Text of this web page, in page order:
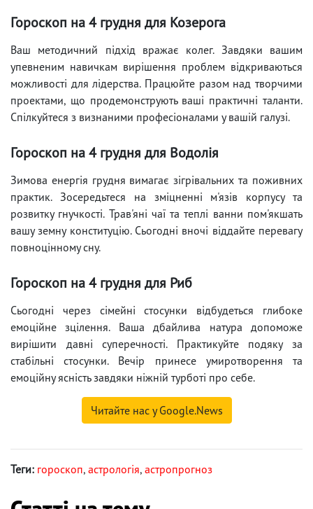
Гороскоп на 4 грудня для Козерога
Ваш методичний підхід вражає колег. Завдяки вашим
упевненим навичкам вирішення проблем відкриваються
можливості для лідерства. Працюйте разом над творчими
проектами, що продемонструють ваші практичні таланти.
Спілкуйтеся з визнаними професіоналами у вашій галузі.
Гороскоп на 4 грудня для Водолія
Зимова енергія грудня вимагає зігрівальних та поживних
практик. Зосередьтеся на зміцненні м'язів корпусу та
розвитку гнучкості. Трав'яні чаї та теплі ванни пом'якшать
вашу земну конституцію. Сьогодні вночі віддайте перевагу
повноцінному сну.
Гороскоп на 4 грудня для Риб
Сьогодні через сімейні стосунки відбудеться глибоке
емоційне зцілення. Ваша дбайлива натура допоможе
вирішити давні суперечності. Практикуйте подяку за
стабільні стосунки. Вечір принесе умиротворення та
емоційну ясність завдяки ніжній турботі про себе.
Читайте нас у Google.News
Теги: гороскоп, астрологія, астропрогноз